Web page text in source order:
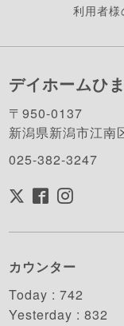
利用者様
デイホームひ
〒950-0137
新潟県新潟市江南
025-382-3247
カウンター
Today :742
Yesterday :832